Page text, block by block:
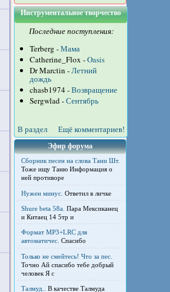
Инструментальное творчество
Последние поступления:
Terberg -Мама
Catherine_Flox -Oasis
Dr Marctin -Летний
дождь
chasb1974 -Возвращение
Sergwlad -Сентябрь
В раздел Ещё комментариев!
Эфир форума
Сборник песен на слова Тани Шт.
Тоже ищу Таню Информация о
ней противоре
Нужен минус. Ответил в личке
Shure beta 58а. Пара Мексиканец
и Китаец 14 5тр и
Формат MP3+LRC для
автоматичес. Спасибо
Только не смейтесь! Что за пес.
Точно Ай спасибо тебе добрый
человек Я с
Талмуд..
В качестве Талмуда